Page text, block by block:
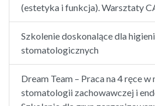
(estetyka i funkcja). Warsztaty
Szkolenie doskonalące dla
stomatologicznych
Dream Team – Praca na 4 ręce
stomatologii zachowawczej i